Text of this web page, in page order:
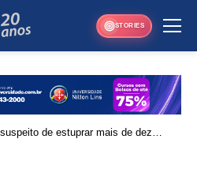
STORIES
de estuprar mais de dez